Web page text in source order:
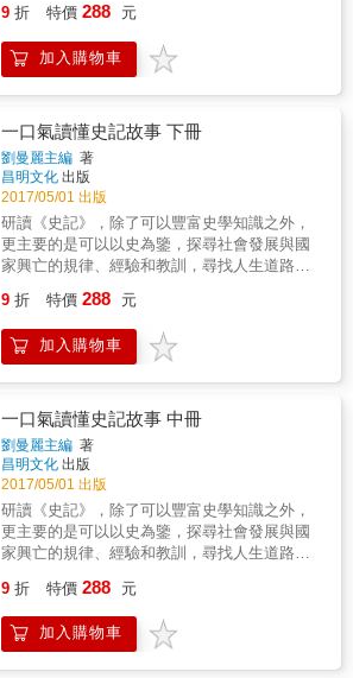
精彩扼要地勾勒出歷史演進的基本脈絡和發展
基礎上，還設置了「中國大事記」、「歷史關
注」、「相關連結」等，試圖通過科學的體例
和創新的形式，全方位、新視角、多層面地詮
等方面達到一個全新的高度。 本書特色 必讀歷
史鉅作的再一次精粹詮釋！ ●紀載從上古傳說
黃帝時代到漢武帝時期的中國歷史鉅作，兼具
極高的史學與文學價值，古今中外備受推崇，
是認識中華文化博大精深的重要典籍。 ●依循
史記原著歷史脈絡，節選集結精彩故事，讓人
愈讀愈有趣味，引發興趣的同時，更能在不知
不覺中留下深刻印象，徜徉在本書當中，學習
歷史零負擔。 ●本書運用精練生動的文字，以
科學簡明的體例，配合豐富精美的圖片，並在
注重傳統文化與現代審美的設計理念下，巧妙
史。 簡單明瞭的巨鹿之戰各軍行進路線示意圖
讓你對這場讓項羽成為西楚霸王的關鍵戰役更
有動態概念，更能掌握整場戰事的來龍去脈。
圖文交相呼應，閱讀起來更加鮮活！你所不知
道的歷史典故，在書中以方框手法呈現，讓你
完整理解史實、不再有任何遺漏。
面去考察歷史、感受歷史、思考歷史。為此，
本書精選了《史記》中的精華篇章，以事件發
生的時間為順序，全方位、新視角、多層面地
9 折 特價 288 元
加入購物車
一口氣讀懂史記故事 下冊
劉曼麗主編 著
昌明文化 出版
2017/05/01 出版
研讀《史記》，除了可以豐富史學知識之外，
更主要的是可以以史為鑒，探尋社會發展與國
家興亡的規律、經驗和教訓，尋找人生道路上
面去考察歷史、感受歷史、思考歷史。為此，
本書精選了《史記》中的精華篇章，以事件發
生的時間為順序，全方位、新視角、多層面地
9 折 特價 288 元
加入購物車
一口氣讀懂史記故事 中冊
劉曼麗主編 著
昌明文化 出版
2017/05/01 出版
研讀《史記》，除了可以豐富史學知識之外，
更主要的是可以以史為鑒，探尋社會發展與國
家興亡的規律、經驗和教訓，尋找人生道路上
面去考察歷史、感受歷史、思考歷史。為此，
本書精選了《史記》中的精華篇章，以事件發
生的時間為順序，全方位、新視角、多層面地
9 折 特價 288 元
加入購物車